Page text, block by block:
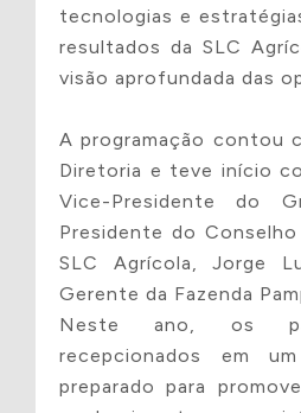
Enviar
consciente de
sua
Responsabilidade
Social, apoia, por
meio do Instituto
SLC, projetos de
instituições sem
fins lucrativos,
utilizando
recursos
oriundos de
tecnologias e
resultados da SLC
visão aprofundada das
A programação contou
Diretoria e teve início
Vice-Presidente do
Presidente do
SLC Agrícola, Jorge
Gerente da Fazenda
Neste ano, os
recepcionados em
preparado para